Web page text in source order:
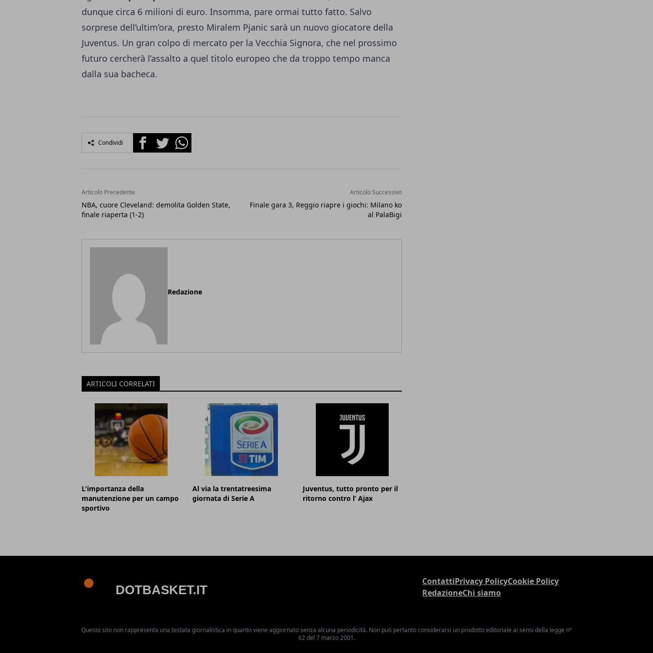
dunque circa 6 milioni di euro. Insomma, pare ormai tutto fatto. Salvo
sorprese dell’ultim’ora, presto Miralem Pjanic sarà un nuovo giocatore della
Juventus. Un gran colpo di mercato per la Vecchia Signora, che nel prossimo
futuro cercherà l’assalto a quel titolo europeo che da troppo tempo manca
dalla sua bacheca.
Condividi FacebookTwitterWhatsapp
Articolo Precedente
NBA, cuore Cleveland: demolita Golden State,
finale riaperta (1-2)
Articolo Successivo
Finale gara 3, Reggio riapre i giochi: Milano ko
al PalaBigi
Redazione
ARTICOLI CORRELATI
L'importanza della
manutenzione per un campo
sportivo
Al via la trentatreesima
giornata di Serie A
Juventus, tutto pronto per il
ritorno contro l’ Ajax
ContattiPrivacy PolicyCookie Policy
RedazioneChi siamo
Questo sito non rappresenta una testata giornalistica in quanto viene aggiornato senza alcuna periodicità. Non può pertanto considerarsi un prodotto editoriale ai sensi della legge n°
62 del 7 marzo 2001.